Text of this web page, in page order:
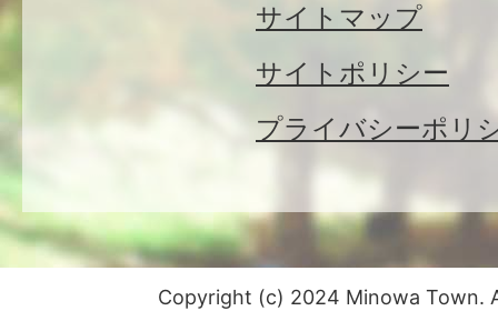
サイトマップ
サイトポリシー
プライバシーポリ
Copyright (c) 2024 Minowa Town.